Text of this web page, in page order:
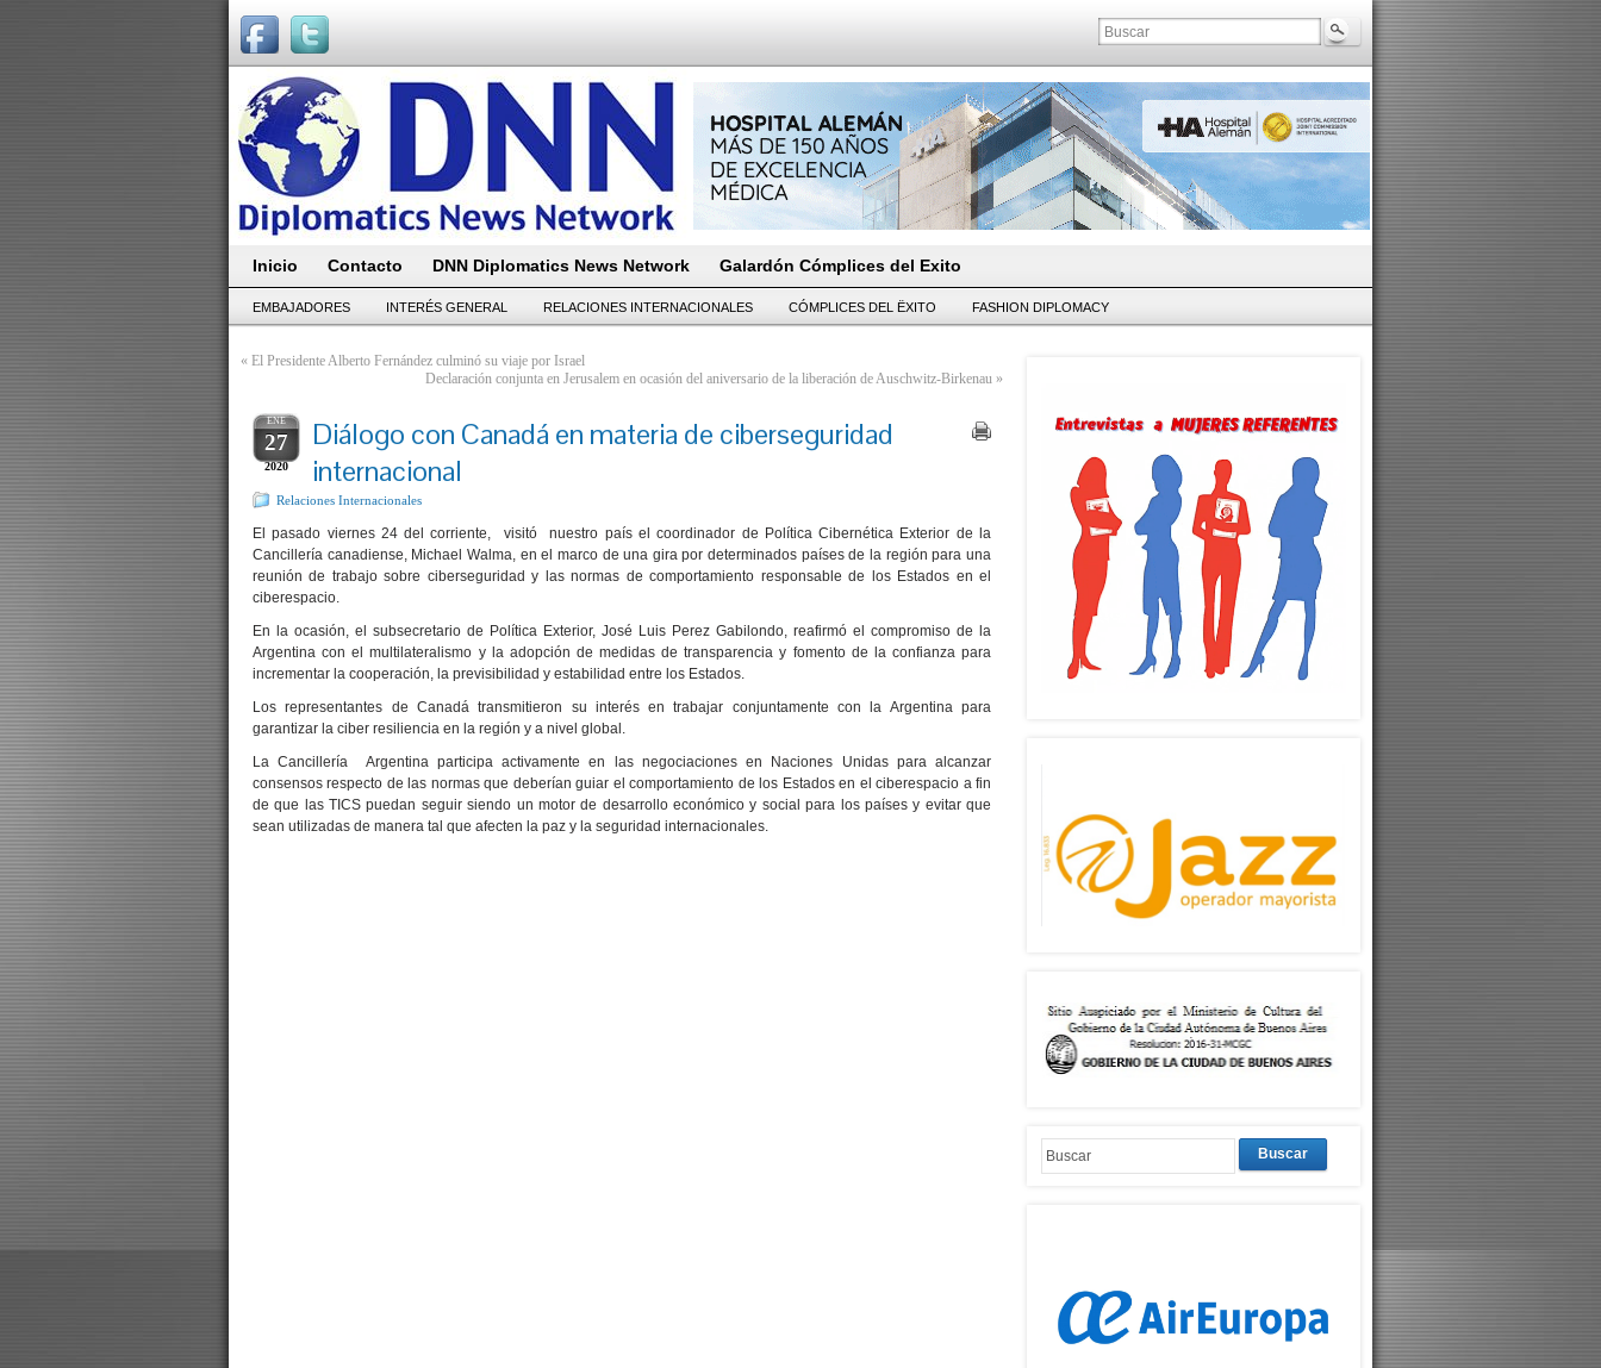
Inicio Contacto DNN Diplomatics News Network Galardón Cómplices del Exito
EMBAJADORES INTERÉS GENERAL RELACIONES INTERNACIONALES CÓMPLICES DEL ËXITO FASHION DIPLOMACY
« El Presidente Alberto Fernández culminó su viaje por Israel
Declaración conjunta en Jerusalem en ocasión del aniversario de la liberación de Auschwitz-Birkenau »
ENE
27
2020
Diálogo con Canadá en materia de ciberseguridad
internacional
Relaciones Internacionales
El pasado viernes 24 del corriente, visitó nuestro país el coordinador de Política Cibernética Exterior de la
Cancillería canadiense, Michael Walma, en el marco de una gira por determinados países de la región para una
reunión de trabajo sobre ciberseguridad y las normas de comportamiento responsable de los Estados en el
ciberespacio.
En la ocasión, el subsecretario de Política Exterior, José Luis Perez Gabilondo, reafirmó el compromiso de la
Argentina con el multilateralismo y la adopción de medidas de transparencia y fomento de la confianza para
incrementar la cooperación, la previsibilidad y estabilidad entre los Estados.
Los representantes de Canadá transmitieron su interés en trabajar conjuntamente con la Argentina para
garantizar la ciber resiliencia en la región y a nivel global.
La Cancillería Argentina participa activamente en las negociaciones en Naciones Unidas para alcanzar
consensos respecto de las normas que deberían guiar el comportamiento de los Estados en el ciberespacio a fin
de que las TICS puedan seguir siendo un motor de desarrollo económico y social para los países y evitar que
sean utilizadas de manera tal que afecten la paz y la seguridad internacionales.
Buscar